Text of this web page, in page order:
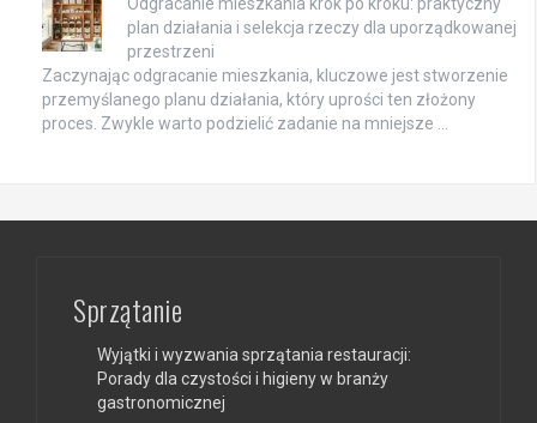
plan działania i selekcja rzeczy dla uporządkowanej
przestrzeni
Zaczynając odgracanie mieszkania, kluczowe jest stworzenie
przemyślanego planu działania, który uprości ten złożony
proces. Zwykle warto podzielić zadanie na mniejsze …
Sprzątanie
Wyjątki i wyzwania sprzątania restauracji:
Porady dla czystości i higieny w branży
gastronomicznej